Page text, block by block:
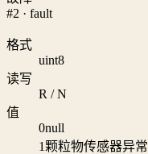
#2 · fault
格式
uint8
读写
R / N
值
0null
1颗粒物传感器异常